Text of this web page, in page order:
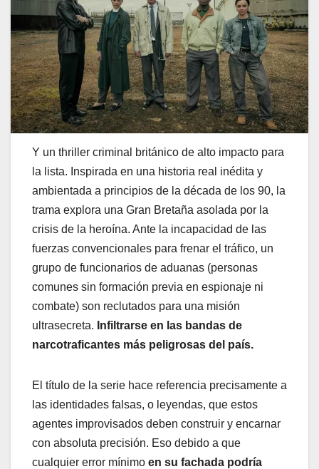
Y un thriller criminal británico de alto impacto para
la lista. Inspirada en una historia real inédita y
ambientada a principios de la década de los 90, la
trama explora una Gran Bretaña asolada por la
crisis de la heroína. Ante la incapacidad de las
fuerzas convencionales para frenar el tráfico, un
grupo de funcionarios de aduanas (personas
comunes sin formación previa en espionaje ni
combate) son reclutados para una misión
ultrasecreta. Infiltrarse en las bandas de
narcotraficantes más peligrosas del país.
El título de la serie hace referencia precisamente a
las identidades falsas, o leyendas, que estos
agentes improvisados deben construir y encarnar
con absoluta precisión. Eso debido a que
cualquier error mínimo en su fachada podría